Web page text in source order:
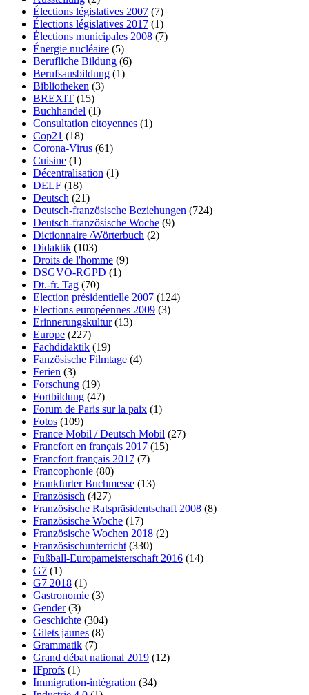
Élections législatives 2007 (7)
Élections législatives 2017 (1)
Élections municipales 2008 (7)
Énergie nucléaire (5)
Berufliche Bildung (6)
Berufsausbildung (1)
Bibliotheken (3)
BREXIT (15)
Buchhandel (1)
Consultation citoyennes (1)
Cop21 (18)
Corona-Virus (61)
Cuisine (1)
Décentralisation (1)
DELF (18)
Deutsch (21)
Deutsch-französische Beziehungen (724)
Deutsch-französische Woche (9)
Dictionnaire /Wörterbuch (2)
Didaktik (103)
Droits de l'homme (9)
DSGVO-RGPD (1)
Dt.-fr. Tag (70)
Election présidentielle 2007 (124)
Elections européennes 2009 (3)
Erinnerungskultur(13)
Europe (227)
Fachdidaktik (19)
Fanzösische Filmtage (4)
Ferien (3)
Forschung (19)
Fortbildung (47)
Forum de Paris sur la paix (1)
Fotos (109)
France Mobil / Deutsch Mobil (27)
Francfort en français 2017 (15)
Francfort français 2017 (7)
Francophonie (80)
Frankfurter Buchmesse (13)
Französisch (427)
Französische Ratspräsidentschaft 2008 (8)
Französische Woche (17)
Französische Wochen 2018 (2)
Französischunterricht (330)
Fußball-Europameisterschaft 2016 (14)
G7 (1)
G7 2018 (1)
Gastronomie (3)
Gender(3)
Geschichte (304)
Gilets jaunes (8)
Grammatik (7)
Grand débat national 2019 (12)
IFprofs (1)
Immigration-intégration (34)